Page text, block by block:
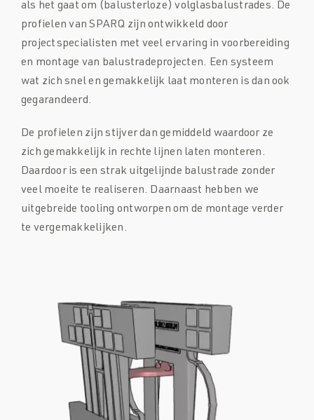
als het gaat om (balusterloze) volglasbalustrades. De
profielen van SPARQ zijn ontwikkeld door
projectspecialisten met veel ervaring in voorbereiding
en montage van balustradeprojecten. Een systeem
wat zich snel en gemakkelijk laat monteren is dan ook
gegarandeerd.
De profielen zijn stijver dan gemiddeld waardoor ze
zich gemakkelijk in rechte lijnen laten monteren.
Daardoor is een strak uitgelijnde balustrade zonder
veel moeite te realiseren. Daarnaast hebben we
uitgebreide tooling ontworpen om de montage verder
te vergemakkelijken.